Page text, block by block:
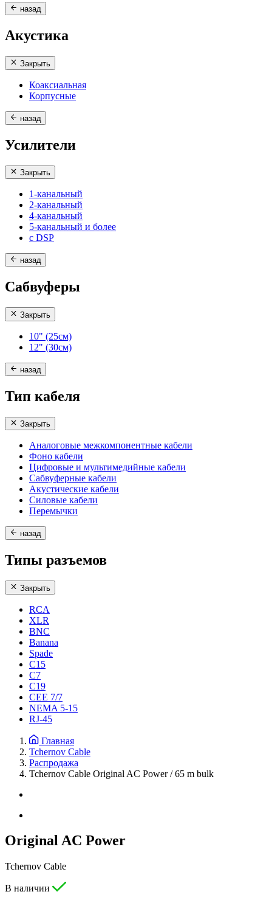
назад
Акустика
Закрыть
Коаксиальная
Корпусные
назад
Усилители
Закрыть
1-канальный
2-канальный
4-канальный
5-канальный и более
с DSP
назад
Сабвуферы
Закрыть
10" (25см)
12" (30см)
назад
Тип кабеля
Закрыть
Аналоговые межкомпонентные кабели
Фоно кабели
Цифровые и мультимедийные кабели
Сабвуферные кабели
Акустические кабели
Силовые кабели
Перемычки
назад
Типы разъемов
Закрыть
RCA
XLR
BNC
Banana
Spade
C15
С7
C19
CEE 7/7
NEMA 5-15
RJ-45
Главная
Tchernov Cable
Распродажа
Tchernov Cable Original AC Power / 65 m bulk
Original AC Power
Tchernov Cable
В наличии